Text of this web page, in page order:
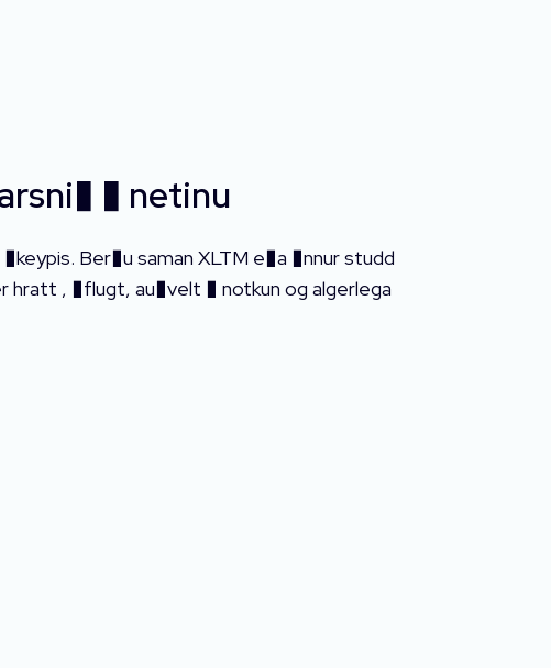
� netinu
Ber�u saman XLTM e�a �nnur studd
hratt , �flugt, au�velt � notkun og algerlega